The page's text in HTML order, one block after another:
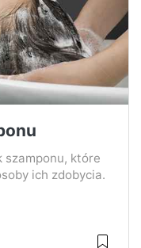
szamponu, które
ich zdobycia.